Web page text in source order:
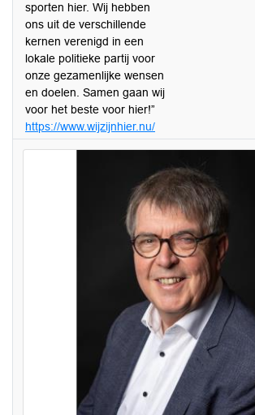
sporten hier. Wij hebben
ons uit de verschillende
kernen verenigd in een
lokale politieke partij voor
onze gezamenlijke wensen
en doelen. Samen gaan wij
voor het beste voor hier!”
https://www.wijzijnhier.nu/